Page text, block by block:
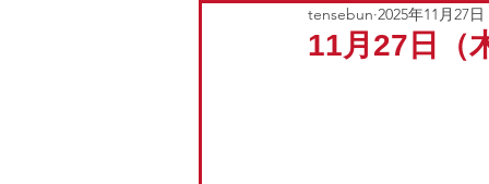
11月27日（
tensebun 2025年11月27日